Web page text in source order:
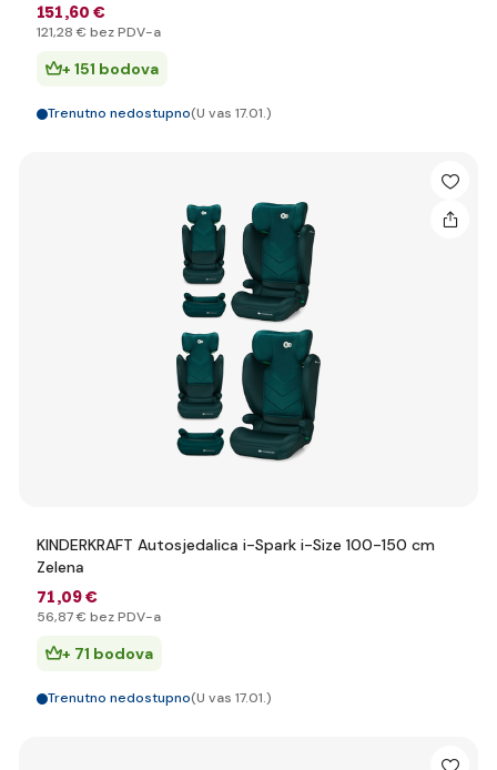
151,60 €
121,28 € bez PDV-a
+ 151 bodova
Trenutno nedostupno(U vas 17.01.)
KINDERKRAFT Autosjedalica i-Spark i-Size 100-150 cm
Zelena
71,09 €
56,87 € bez PDV-a
+ 71 bodova
Trenutno nedostupno(U vas 17.01.)